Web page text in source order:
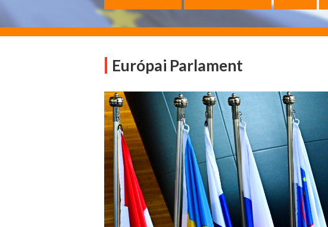
Európai Parlament